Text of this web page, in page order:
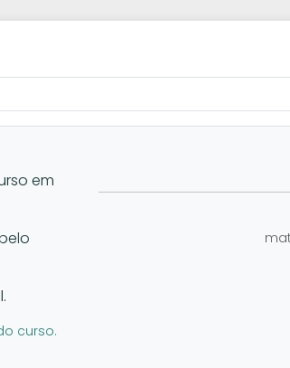
em
curso.